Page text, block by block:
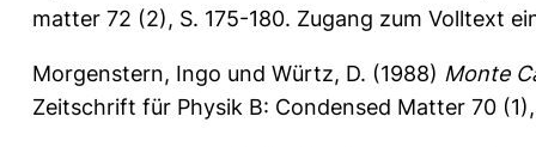
matter 72 (2), S. 175-180. Zugang zum Volltext
Morgenstern, Ingo und Würtz, D. (1988) Monte
Zeitschrift für Physik B: Condensed Matter 70